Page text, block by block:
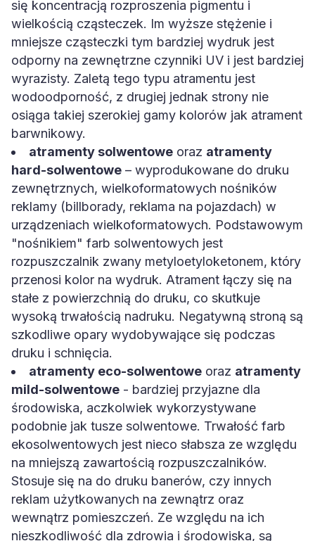
wielkością cząsteczek. Im wyższe stężenie i
mniejsze cząsteczki tym bardziej wydruk jest
odporny na zewnętrzne czynniki UV i jest bardziej
wyrazisty. Zaletą tego typu atramentu jest
wodoodporność, z drugiej jednak strony nie
osiąga takiej szerokiej gamy kolorów jak atrament
barwnikowy.
atramenty solwentowe
hard-solwentowe– wyprodukowane do druku
zewnętrznych, wielkoformatowych nośników
reklamy (billborady, reklama na pojazdach) w
urządzeniach wielkoformatowych. Podstawowym
"nośnikiem" farb solwentowych jest
rozpuszczalnik zwany metyloetyloketonem, który
przenosi kolor na wydruk. Atrament łączy się na
stałe z powierzchnią do druku, co skutkuje
wysoką trwałością nadruku. Negatywną stroną są
szkodliwe opary wydobywające się podczas
druku i schnięcia.
atramenty eco-solwentowe
mild-solwentowe- bardziej przyjazne dla
środowiska, aczkolwiek wykorzystywane
podobnie jak tusze solwentowe. Trwałość farb
ekosolwentowych jest nieco słabsza ze względu
na mniejszą zawartością rozpuszczalników.
Stosuje się na do druku banerów, czy innych
reklam użytkowanych na zewnątrz oraz
wewnątrz pomieszczeń. Ze względu na ich
nieszkodliwość dla zdrowia i środowiska, są